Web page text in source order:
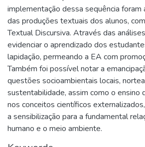
implementação dessa sequência foram
das produções textuais dos alunos,
Textual Discursiva. Através das
evidenciar o aprendizado dos
lapidação, permeando a EA com
Também foi possível notar a
questões socioambientais locais,
sustentabilidade, assim como o ensino
nos conceitos científicos
a sensibilização para a fundamental
humano e o meio ambiente.